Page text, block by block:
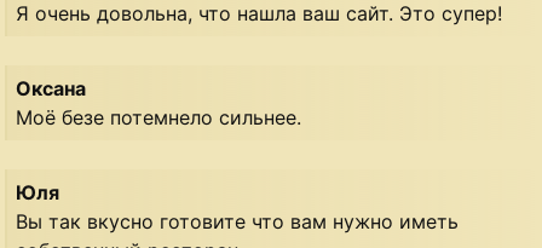
Я очень довольна, что нашла ваш сайт. Это супер!
Оксана
Моё безе потемнело сильнее.
Юля
Вы так вкусно готовите что вам нужно иметь